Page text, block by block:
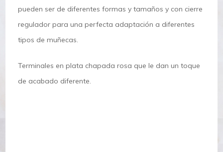
pueden ser de diferentes formas y tamaños y con cierre
regulador para una perfecta adaptación a diferentes
tipos de muñecas.
Terminales en plata chapada rosa que le dan un toque
de acabado diferente.